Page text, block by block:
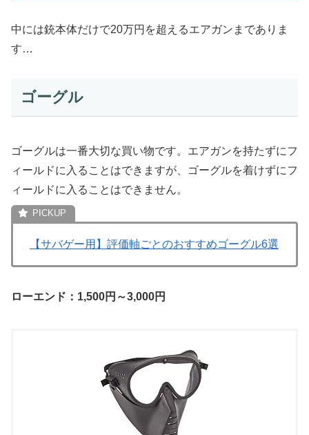
中には銃本体だけで20万円を超えるエアガンまでありま
す…
ゴーグル
ゴーグルは一番大切な買い物です。エアガンを持たずにフ
ィールドに入ることはできますが、ゴーグルを着けずにフ
ィールドに入ることはできません。
【サバゲー用】評価軸ごとのおすすめゴーグル6選
ローエンド：1,500円～3,000円